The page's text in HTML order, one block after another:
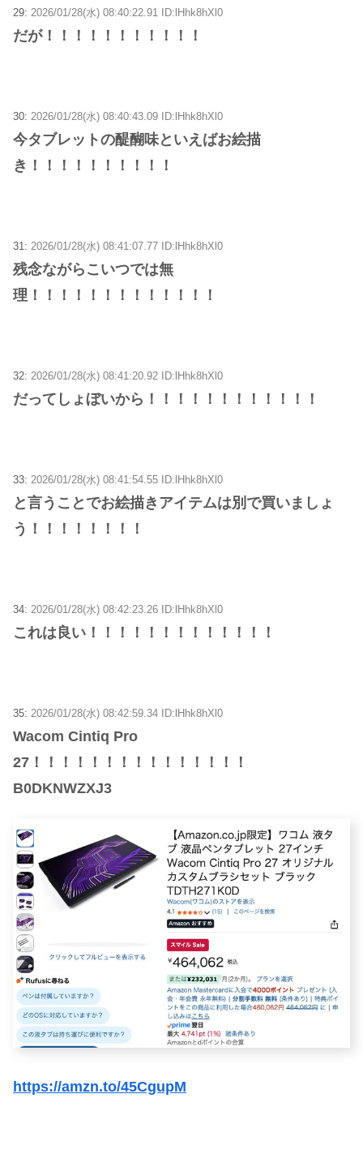
29: 2026/01/28(水) 08:40:22.91 ID:lHhk8hXl0
だが！！！！！！！！！！！
30: 2026/01/28(水) 08:40:43.09 ID:lHhk8hXl0
今タブレットの醍醐味といえばお絵描
き！！！！！！！！！！
31: 2026/01/28(水) 08:41:07.77 ID:lHhk8hXl0
残念ながらこいつでは無
理！！！！！！！！！！！！！
32: 2026/01/28(水) 08:41:20.92 ID:lHhk8hXl0
だってしょぼいから！！！！！！！！！！！！
33: 2026/01/28(水) 08:41:54.55 ID:lHhk8hXl0
と言うことでお絵描きアイテムは別で買いましょ
う！！！！！！！！
34: 2026/01/28(水) 08:42:23.26 ID:lHhk8hXl0
これは良い！！！！！！！！！！！！！
35: 2026/01/28(水) 08:42:59.34 ID:lHhk8hXl0
Wacom Cintiq Pro
27！！！！！！！！！！！！！！！
B0DKNWZXJ3
https://amzn.to/45CgupM